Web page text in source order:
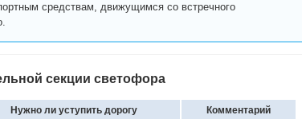
средствам, движущимся со встречного
секции светофора
Нужно ли уступить дорогу Комментарий